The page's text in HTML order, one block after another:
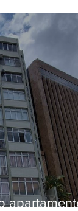
apartamento